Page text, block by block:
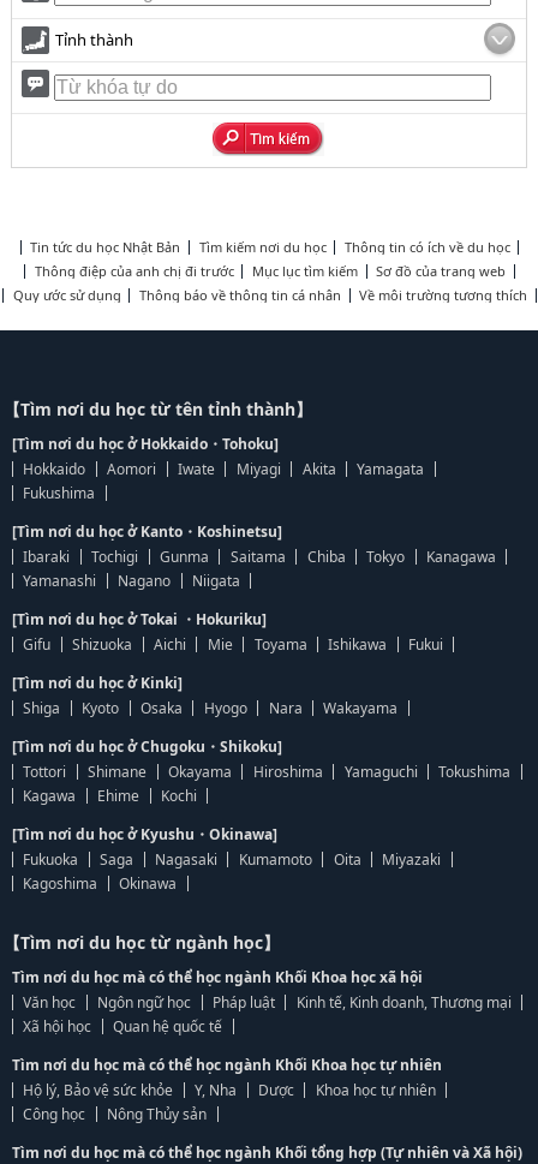
Tỉnh thành
Tin tức du học Nhật Bản Tìm kiếm nơi du học
Thông tin có ích về du học
Thông điệp của anh chị đi trước
Mục lục tìm kiếm
Sơ đồ của trang web
Quy ước sử dụng
Thông báo về thông tin cá nhân Về môi trường tương thích
【Tìm nơi du học từ tên tỉnh thành】
[Tìm nơi du học ở Hokkaido・Tohoku]
Hokkaido
Aomori Iwate Miyagi Akita
Yamagata
Fukushima
[Tìm nơi du học ở Kanto・Koshinetsu]
Ibaraki
Tochigi Gunma Saitama Chiba Tokyo
Kanagawa
Yamanashi
Nagano
Niigata
[Tìm nơi du học ở Tokai ・Hokuriku]
Gifu
Shizuoka Aichi Mie Toyama Ishikawa
Fukui
[Tìm nơi du học ở Kinki]
Shiga
Kyoto Osaka Hyogo Nara
Wakayama
[Tìm nơi du học ở Chugoku・Shikoku]
Tottori
Shimane Okayama Hiroshima Yamaguchi
Tokushima
Kagawa
Ehime
Kochi
[Tìm nơi du học ở Kyushu・Okinawa]
Fukuoka
Saga Nagasaki Kumamoto Oita
Miyazaki
Kagoshima
Okinawa
【Tìm nơi du học từ ngành học】
Tìm nơi du học mà có thể học ngành Khối Khoa học xã hội
Văn học
Ngôn ngữ học Pháp luật
Kinh tế, Kinh doanh, Thương mại
Xã hội học
Quan hệ quốc tế
Tìm nơi du học mà có thể học ngành Khối Khoa học tự nhiên
Hộ lý, Bảo vệ sức khỏe
Y, Nha Dược
Khoa học tự nhiên
Công học
Nông Thủy sản
Tìm nơi du học mà có thể học ngành Khối tổng hợp (Tự nhiên và Xã hội)